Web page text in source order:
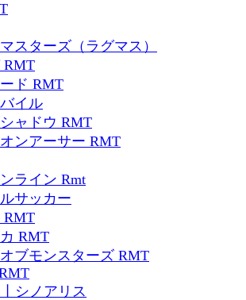
スターズ（ラグマス）
RMT
ド RMT
イル
ャドウ RMT
ンアーサー RMT
ライン Rmt
サッカー
RMT
RMT
ブモンスターズ RMT
シノアリス